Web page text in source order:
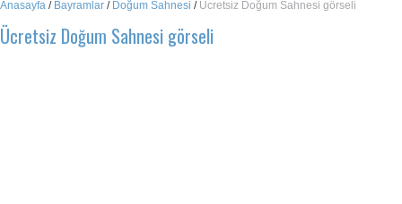
Anasayfa / Bayramlar / Doğum Sahnesi / Ücretsiz Doğum Sahnesi görseli
Ücretsiz Doğum Sahnesi görseli